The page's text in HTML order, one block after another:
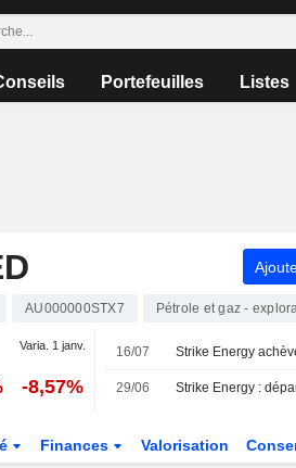
Portefeuilles Listes
AU000000STX7 Pétrole et gaz -
Varia. 1 janv.
-8,57%
16/07
29/06
Finances Valorisation